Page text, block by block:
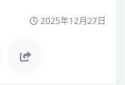
2025年12月27日